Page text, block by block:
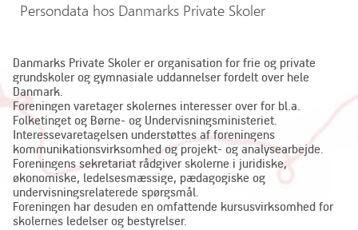
Persondata hos Danmarks Private Skoler
Danmarks Private Skoler er organisation for frie og private
grundskoler og gymnasiale uddannelser fordelt over hele
Danmark.
Foreningen varetager skolernes interesser over for bl.a.
Folketinget og Børne- og Undervisningsministeriet.
Interessevaretagelsen understøttes af foreningens
kommunikationsvirksomhed og projekt- og analysearbejde.
Foreningens sekretariat rådgiver skolerne i juridiske,
økonomiske, ledelsesmæssige, pædagogiske og
undervisningsrelaterede spørgsmål.
Foreningen har desuden en omfattende kursusvirksomhed for
skolernes ledelser og bestyrelser.